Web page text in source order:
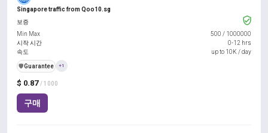
Singapore traffic from Qoo10.sg
$ 0.87 / 1000
구매
보증
Min Max
500 / 1000000
시작 시간
0-12 hrs
속도
up to 10K / day
️🛡️Guarantee +1